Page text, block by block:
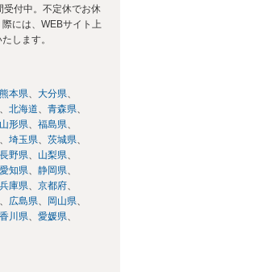
受付中。不定休でお休
には、WEBサイト上
します。
熊本県
大分県
北海道
青森県
山形県
福島県
埼玉県
茨城県
長野県
山梨県
愛知県
静岡県
兵庫県
京都府
広島県
岡山県
香川県
愛媛県